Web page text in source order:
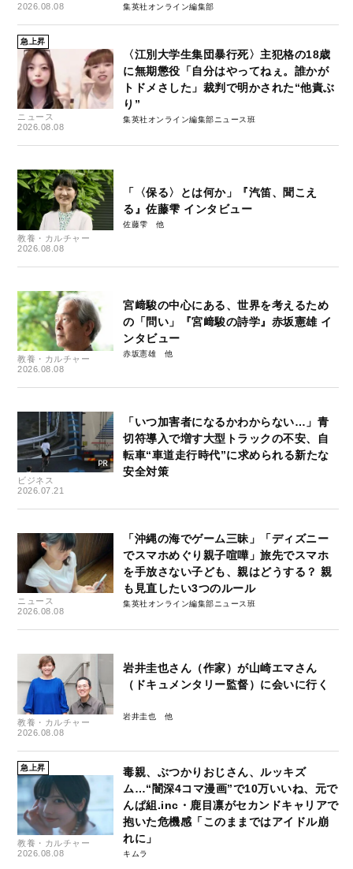
2026.08.08
集英社オンライン編集部
急上昇
ニュース
2026.08.08
〈江別大学生集団暴行死〉主犯格の18歳
に無期懲役「自分はやってねぇ。誰かが
トドメさした」裁判で明かされた“他責ぶ
り”
集英社オンライン編集部ニュース班
教養・カルチャー
2026.08.08
「〈保る〉とは何か」『汽笛、聞こえ
る』佐藤雫 インタビュー
佐藤雫
教養・カルチャー
2026.08.08
宮﨑駿の中心にある、世界を考えるため
の「問い」『宮﨑駿の詩学』赤坂憲雄 イ
ンタビュー
赤坂憲雄
ビジネス
2026.07.21
「いつ加害者になるかわからない…」青
切符導入で増す大型トラックの不安、自
転車“車道走行時代”に求められる新たな
安全対策
ニュース
2026.08.08
「沖縄の海でゲーム三昧」「ディズニー
でスマホめぐり親子喧嘩」旅先でスマホ
を手放さない子ども、親はどうする？ 親
も見直したい3つのルール
集英社オンライン編集部ニュース班
教養・カルチャー
2026.08.08
岩井圭也さん（作家）が山崎エマさん
（ドキュメンタリー監督）に会いに行く
岩井圭也
急上昇
教養・カルチャー
2026.08.08
毒親、ぶつかりおじさん、ルッキズ
ム…“闇深4コマ漫画”で10万いいね、元で
んぱ組.inc・鹿目凛がセカンドキャリアで
抱いた危機感「このままではアイドル崩
れに」
キムラ